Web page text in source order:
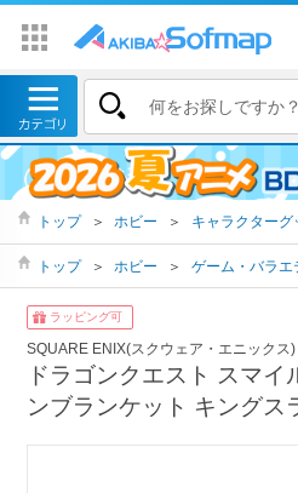
トップ ＞ ホビー ＞ キャラクターグ
トップ ＞ ホビー ＞ ゲーム・バラエ
ラッピング可
SQUARE ENIX(スクウェア・エニックス)
ドラゴンクエスト スマイ
ンブランケット キングス